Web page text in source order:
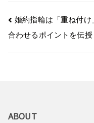
e
b
o
婚約指輪は「重ね付
合わせるポイントを伝授
ABOUT